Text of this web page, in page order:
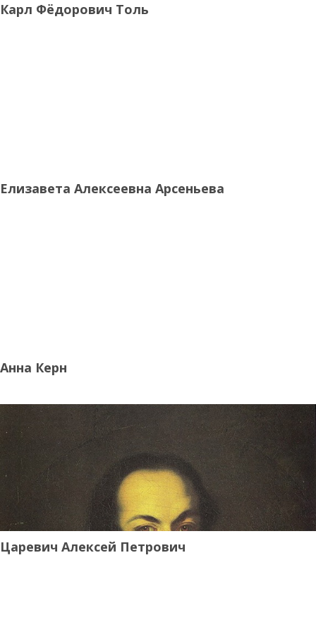
Карл Фёдорович Толь
Елизавета Алексеевна Арсеньева
Анна Керн
Царевич Алексей Петрович